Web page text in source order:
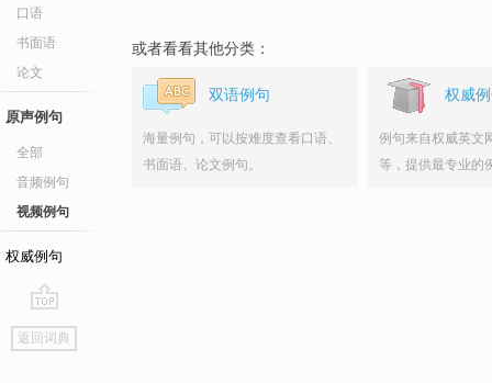
口语
书面语
论文
原声例句
全部
音频例句
视频例句
权威例句
go
top
返回词典
或者看看其他分类：
双语例句
海量例句，可以按难度查看口语、
书面语、论文例句。
权威
例句来自权威英文
等，提供最专业的